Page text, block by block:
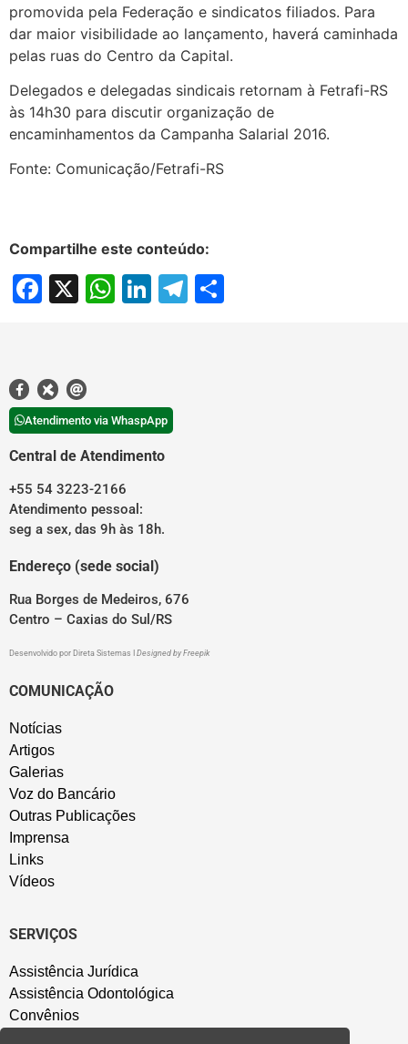
promovida pela Federação e sindicatos filiados. Para
dar maior visibilidade ao lançamento, haverá caminhada
pelas ruas do Centro da Capital.
Delegados e delegadas sindicais retornam à Fetrafi-RS
às 14h30 para discutir organização de
encaminhamentos da Campanha Salarial 2016.
Fonte: Comunicação/Fetrafi-RS
Compartilhe este conteúdo:
Facebook
X WhatsApp
LinkedIn
Telegram
Atendimento via WhaspApp
Central de Atendimento
+55 54 3223-2166
Atendimento pessoal:
seg a sex, das 9h às 18h.
Endereço (sede social)
Rua Borges de Medeiros, 676
Centro – Caxias do Sul/RS
Desenvolvido por Direta Sistemas Designed by Freepik
COMUNICAÇÃO
Notícias
Artigos
Galerias
Voz do Bancário
Outras Publicações
Imprensa
Links
Vídeos
SERVIÇOS
Assistência Jurídica
Assistência Odontológica
Convênios